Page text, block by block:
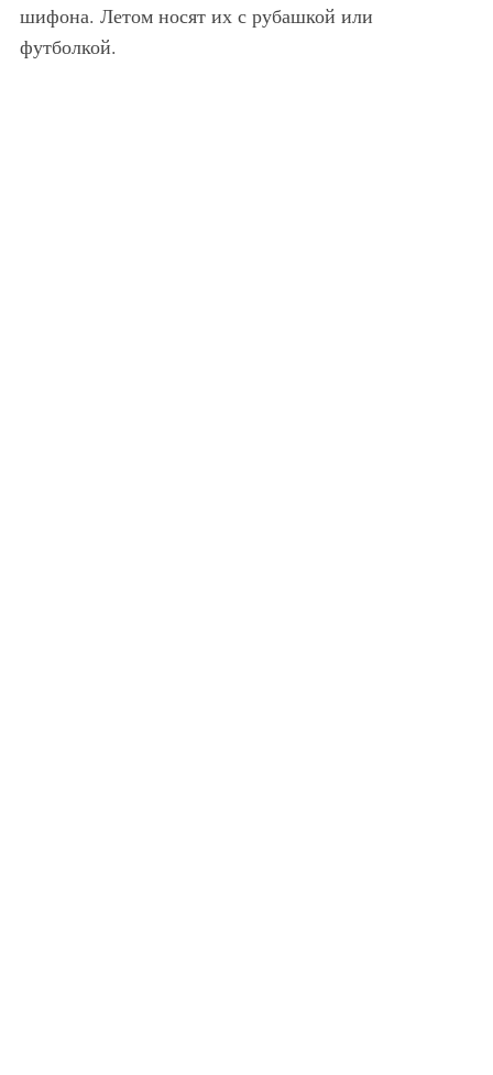
шифона. Летом носят их с рубашкой или
футболкой.